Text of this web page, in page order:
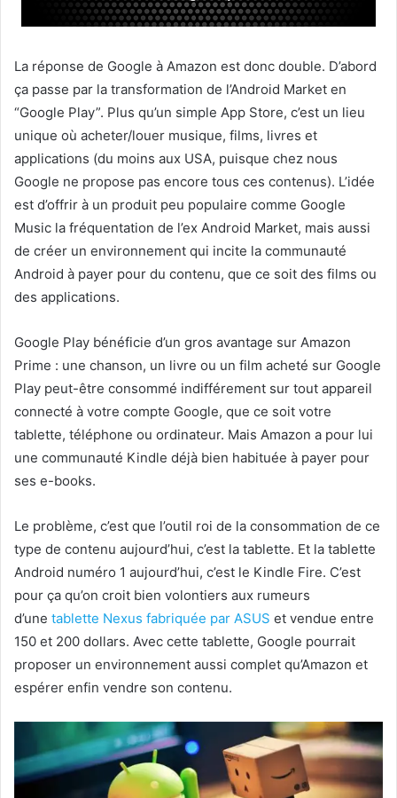
La réponse de Google à Amazon est donc double. D’abord
ça passe par la transformation de l’Android Market en
“Google Play”. Plus qu’un simple App Store, c’est un lieu
unique où acheter/louer musique, films, livres et
applications (du moins aux USA, puisque chez nous
Google ne propose pas encore tous ces contenus). L’idée
est d’offrir à un produit peu populaire comme Google
Music la fréquentation de l’ex Android Market, mais aussi
de créer un environnement qui incite la communauté
Android à payer pour du contenu, que ce soit des films ou
des applications.
Google Play bénéficie d’un gros avantage sur Amazon
Prime : une chanson, un livre ou un film acheté sur Google
Play peut-être consommé indifférement sur tout appareil
connecté à votre compte Google, que ce soit votre
tablette, téléphone ou ordinateur. Mais Amazon a pour lui
une communauté Kindle déjà bien habituée à payer pour
ses e-books.
Le problème, c’est que l’outil roi de la consommation de ce
type de contenu aujourd’hui, c’est la tablette. Et la tablette
Android numéro 1 aujourd’hui, c’est le Kindle Fire. C’est
pour ça qu’on croit bien volontiers aux rumeurs
d’une tablette Nexus fabriquée par ASUS et vendue entre
150 et 200 dollars. Avec cette tablette, Google pourrait
proposer un environnement aussi complet qu’Amazon et
espérer enfin vendre son contenu.